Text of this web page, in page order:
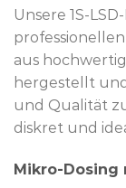
Unsere 1S-
aus
hergestellt
und Qualität
diskret und
Mikro-Dosing